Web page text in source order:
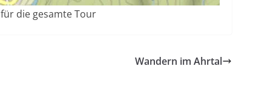
die gesamte Tour
Wandern im Ahrtal